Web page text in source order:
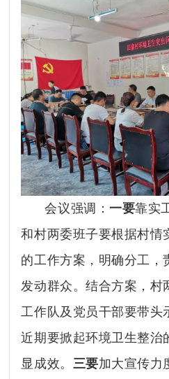
会议强调：一要靠实
和村两委班子要根据村情
的工作方案，明确分工，
发动群众。结合方案，村
工作队及党员干部要带头
近期要掀起环境卫生整治
显成效。 三要加大宣传力